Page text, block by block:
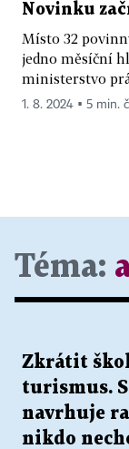
Novinku
Místo 32
jedno měsíční
ministerstvo
1. 8. 2024 ▪ 5 min.
Téma:
Zkrátit
turismus.
navrhuje
nikdo